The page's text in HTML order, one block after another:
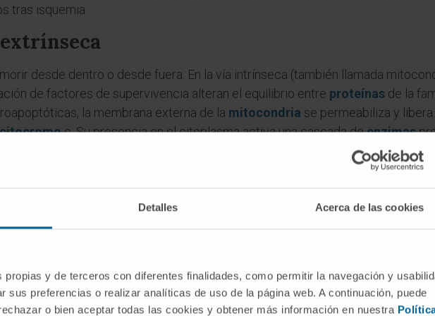
Detalles Acerca de las cookies
propias y de terceros con diferentes finalidades, como permitir la navegación y
sus preferencias o realizar analíticas de uso de la página web. A continuación, puede
o bien aceptar todas las cookies y obtener más información en nuestra
tras isquemia.
desde dentro o desde fuera. En la vía intrínseca (también llamada
de factores de supervivencia alteran el equilibrio entre proteínas de la
la membrana externa de la mitocondria se permeabiliza y libera
citocromoc. Su presencia en el citoplasma activa una cascada deenzimas
la célula desde dentro cortando proteínas estructurales, de reparación y de
en la superficie celular. Ciertos receptores de la membrana (los receptores
iniciadoras. Las dos vías no funcionan como compartimentos
señal extrínseca puede amplificarse reclutando la maquinaria mitocondrial.
ocurre siempre en las mismas caspasas ejecutoras (sobre todo las
morfológicos visibles al microscopio.